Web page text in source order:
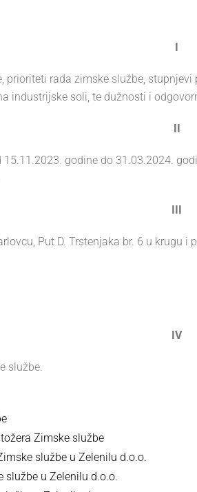
rada zimske službe,
industrijske soli, te dužnosti i
godine do 31.03.2024.
Put D. Trstenjaka br. 6 u krugu i
IV
službe.
Zimske službe
službe u Zelenilu d.o.o.
službe u Zelenilu d.o.o.